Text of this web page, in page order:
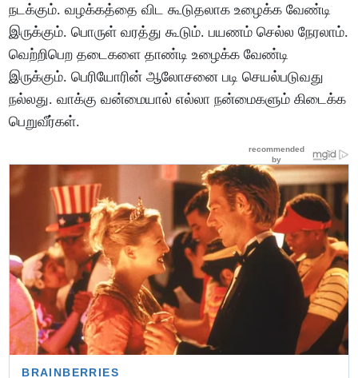
நடக்கும்.வழக்கத்தை விட கூடுதலாக உழைக்க வேண்டி
இருக்கும்.பொருள் வரத்து கூடும்.பயணம் செல்ல நேரலாம்.
வெற்றிபெற தடைகளை தாண்டி உழைக்க வேண்டி
இருக்கும்.பெரியோரின் ஆலோசனை படி செயல்படுவது
நல்லது.வாக்கு வன்மையால் எல்லா நன்மைகளும் கிடைக்க
பெறுவீர்கள்.